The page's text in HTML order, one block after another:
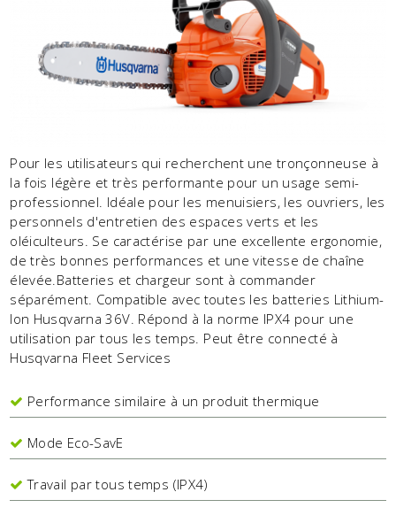
Pour les utilisateurs qui recherchent une tronçonneuse à
la fois légère et très performante pour un usage semi-
professionnel. Idéale pour les menuisiers, les ouvriers, les
personnels d'entretien des espaces verts et les
oléiculteurs. Se caractérise par une excellente ergonomie,
de très bonnes performances et une vitesse de chaîne
élevée.Batteries et chargeur sont à commander
séparément. Compatible avec toutes les batteries Lithium-
Ion Husqvarna 36V. Répond à la norme IPX4 pour une
utilisation par tous les temps. Peut être connecté à
Husqvarna Fleet Services
Performance similaire à un produit thermique
Mode Eco-SavE
Travail par tous temps (IPX4)